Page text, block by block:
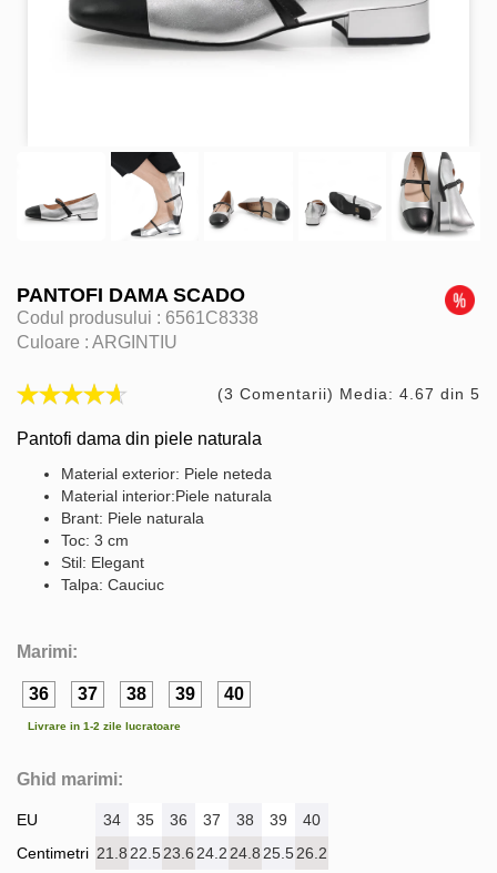
PANTOFI DAMA SCADO
Codul produsului : 6561C8338
Culoare : ARGINTIU
(3 Comentarii) Media: 4.67 din 5
Pantofi dama din piele naturala
Material exterior: Piele neteda
Material interior:Piele naturala
Brant: Piele naturala
Toc: 3 cm
Stil: Elegant
Talpa: Cauciuc
Marimi:
36 37 38 39 40
Livrare in 1-2 zile lucratoare
Ghid marimi:
EU
Centimetri
34 35 36 37 38 39
40
21.8 22.523.6 24.2 24.8 25.526.2